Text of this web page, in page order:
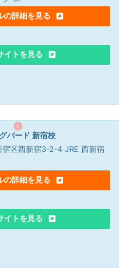
の詳細を見る
イトを見る
バード 新宿校
区西新宿3-2-4 JRE 西新宿
の詳細を見る
イトを見る